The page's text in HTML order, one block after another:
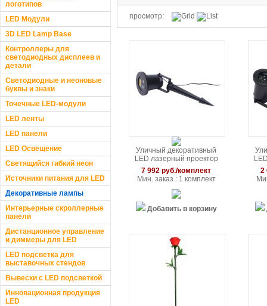
логотипов
LED Модули
3D LED Lamp Base
Контроллеры для
светодиодных дисплеев и
детали
Светодиодные и неоновые
буквы и знаки
Точечные LED-модули
LED ленты
LED панели
LED Освещение
Светящийся гибкий неон
Источники питания для LED
Декоративные лампы
Интерьерные скроллерные
панели
Дистанционное управление
и диммеры для LED
LED подсветка для
выставочных стендов
Вывески с LED подсветкой
Инновационная продукция
LED
просмотр:
Уличный декоративный
LED лазерный проектор
красного и зеленого света
7 992 руб./комплект
Мин. заказ : 1 комплект
Добавить в корзину
2